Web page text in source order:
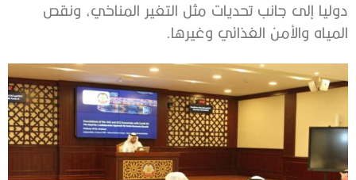
دوليا إلى جانب تحديات مثل التغير المناخي، ونقص
المياه والأمن الغذائي وغيرها.